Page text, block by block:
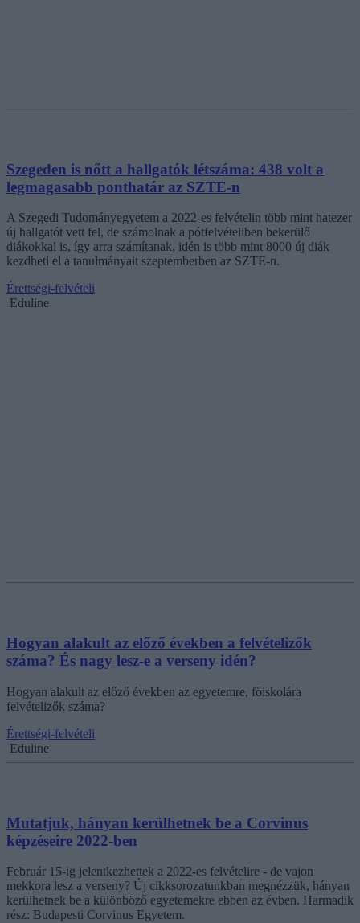
Szegeden is nőtt a hallgatók létszáma: 438 volt a
legmagasabb ponthatár az SZTE-n
A Szegedi Tudományegyetem a 2022-es felvételin több mint hatezer
új hallgatót vett fel, de számolnak a pótfelvételiben bekerülő
diákokkal is, így arra számítanak, idén is több mint 8000 új diák
kezdheti el a tanulmányait szeptemberben az SZTE-n.
Érettségi-felvételi
Eduline
Hogyan alakult az előző években a felvételizők
száma? És nagy lesz-e a verseny idén?
Hogyan alakult az előző években az egyetemre, főiskolára
felvételizők száma?
Érettségi-felvételi
Eduline
Mutatjuk, hányan kerülhetnek be a Corvinus
képzéseire 2022-ben
Február 15-ig jelentkezhettek a 2022-es felvételire - de vajon
mekkora lesz a verseny? Új cikksorozatunkban megnézzük, hányan
kerülhetnek be a különböző egyetemekre ebben az évben. Harmadik
rész: Budapesti Corvinus Egyetem.